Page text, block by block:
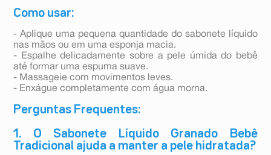
Como usar:
- Aplique uma pequena quantidade do sabonete líquido
nas mãos ou em uma esponja macia.
- Espalhe delicadamente sobre a pele úmida do bebê
até formar uma espuma suave.
- Massageie com movimentos leves.
- Enxágue completamente com água morna.
Perguntas Frequentes:
1. O Sabonete Líquido Granado Bebê
Tradicional ajuda a manter a pele hidratada?